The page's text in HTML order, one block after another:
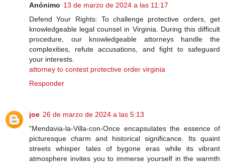
Anónimo 13 de marzo de 2024 a las 11:17
Defend Your Rights: To challenge protective orders, get
knowledgeable legal counsel in Virginia. During this difficult
procedure, our knowledgeable attorneys handle the
complexities, refute accusations, and fight to safeguard
your interests.
attorney to contest protective order virginia
Responder
joe 26 de marzo de 2024 a las 5:13
"Mendavia-la-Villa-con-Once encapsulates the essence of
picturesque charm and historical significance. Its quaint
streets whisper tales of bygone eras while its vibrant
atmosphere invites you to immerse yourself in the warmth